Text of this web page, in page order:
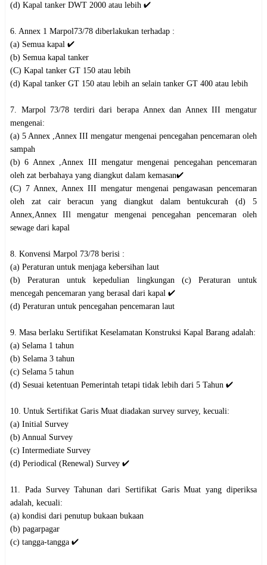
(d) Kapal tanker DWT 2000 atau lebih ✔️
6. Annex 1 Marpol73/78 diberlakukan terhadap :
(a) Semua kapal ✔️
(b) Semua kapal tanker
(C) Kapal tanker GT 150 atau lebih
(d) Kapal tanker GT 150 atau lebih an selain tanker GT 400 atau lebih
7. Marpol 73/78 terdiri dari berapa Annex dan Annex III mengatur
mengenai:
(a) 5 Annex ,Annex III mengatur mengenai pencegahan pencemaran oleh
sampah
(b) 6 Annex ,Annex III mengatur mengenai pencegahan pencemaran
oleh zat berbahaya yang diangkut dalam kemasan✔️
(C) 7 Annex, Annex III mengatur mengenai pengawasan pencemaran
oleh zat cair beracun yang diangkut dalam bentukcurah (d) 5
Annex,Annex IIl mengatur mengenai pencegahan pencemaran oleh
sewage dari kapal
8. Konvensi Marpol 73/78 berisi :
(a) Peraturan untuk menjaga kebersihan laut
(b) Peraturan untuk kepedulian lingkungan (c) Peraturan untuk
mencegah pencemaran yang berasal dari kapal ✔️
(d) Peraturan untuk pencegahan pencemaran laut
9. Masa berlaku Sertifikat Keselamatan Konstruksi Kapal Barang adalah:
(a) Selama 1 tahun
(b) Selama 3 tahun
(c) Selama 5 tahun
(d) Sesuai ketentuan Pemerintah tetapi tidak lebih dari 5 Tahun ✔️
10. Untuk Sertifikat Garis Muat diadakan survey survey, kecuali:
(a) Initial Survey
(b) Annual Survey
(c) Intermediate Survey
(d) Periodical (Renewal) Survey ✔️
11. Pada Survey Tahunan dari Sertifikat Garis Muat yang diperiksa
adalah, kecuali:
(a) kondisi dari penutup bukaan bukaan
(b) pagarpagar
(c) tangga-tangga ✔️